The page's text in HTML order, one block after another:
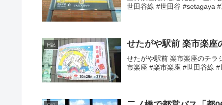
世田谷線 #世田谷 #setagaya
日記 せたがや駅前 楽市楽座
せたがや駅前 楽市楽座のチラ
市楽座 #楽市楽座 #世田谷線